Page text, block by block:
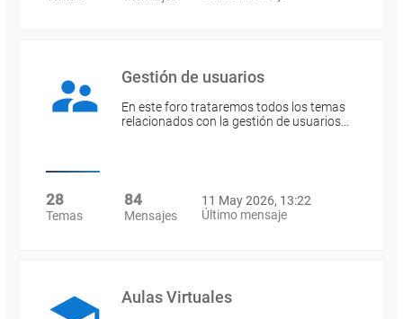
Gestión de usuarios
En este foro trataremos todos los temas
relacionados con la gestión de usuarios…
28
Temas
84
Mensajes
11 May 2026, 13:22
Último mensaje
Aulas Virtuales